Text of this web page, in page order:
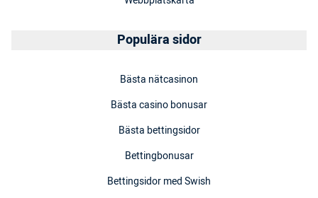
Populära sidor
Bästa nätcasinon
Bästa casino bonusar
Bästa bettingsidor
Bettingbonusar
Bettingsidor med Swish